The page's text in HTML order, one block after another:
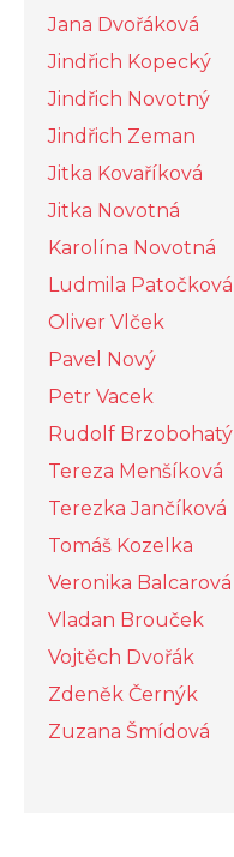
Jana Dvořáková
Jindřich Kopecký
Jindřich Novotný
Jindřich Zeman
Jitka Kovaříková
Jitka Novotná
Karolína Novotná
Ludmila Patočková
Oliver Vlček
Pavel Nový
Petr Vacek
Rudolf Brzobohatý
Tereza Menšíková
Terezka Jančíková
Tomáš Kozelka
Veronika Balcarová
Vladan Brouček
Vojtěch Dvořák
Zdeněk Černýk
Zuzana Šmídová